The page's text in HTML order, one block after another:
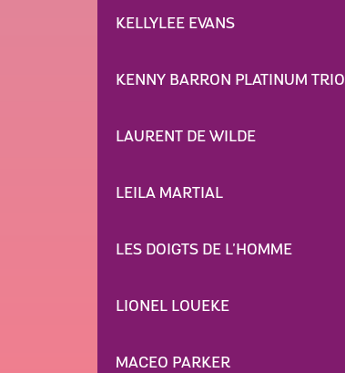
KELLYLEE EVANS
KENNY BARRON PLATINUM TRIO
LAURENT DE WILDE
LEILA MARTIAL
LES DOIGTS DE L'HOMME
LIONEL LOUEKE
MACEO PARKER